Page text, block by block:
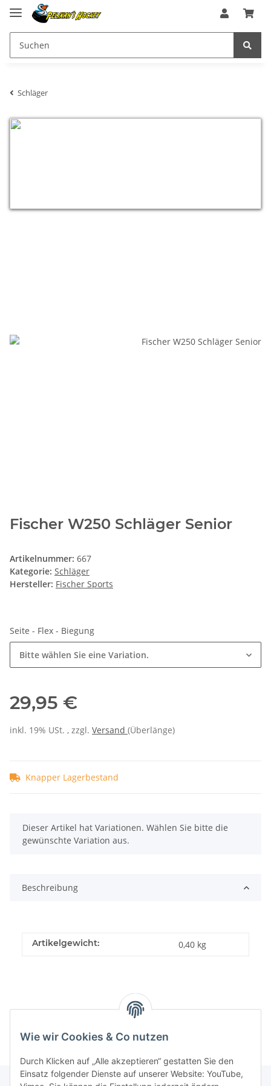
Schläger
Fischer W250 Schläger Senior
Artikelnummer: 667
Kategorie: Schläger
Hersteller: Fischer Sports
Seite - Flex - Biegung
Bitte wählen Sie eine Variation.
29,95 €
inkl. 19% USt. , zzgl. Versand (Überlänge)
Knapper Lagerbestand
x
Dieser Artikel hat Variationen. Wählen Sie bitte die
gewünschte Variation aus.
Beschreibung
Artikelgewicht: 0,40 kg
Wie wir Cookies & Co nutzen
Durch Klicken auf „Alle akzeptieren“ gestatten Sie den
Einsatz folgender Dienste auf unserer Website: YouTube,